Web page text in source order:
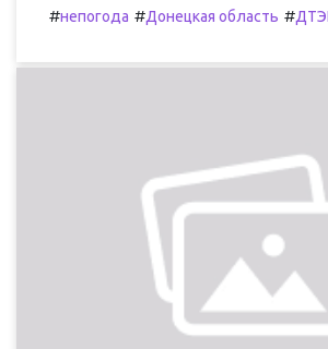
#непогода #Донецкая область #